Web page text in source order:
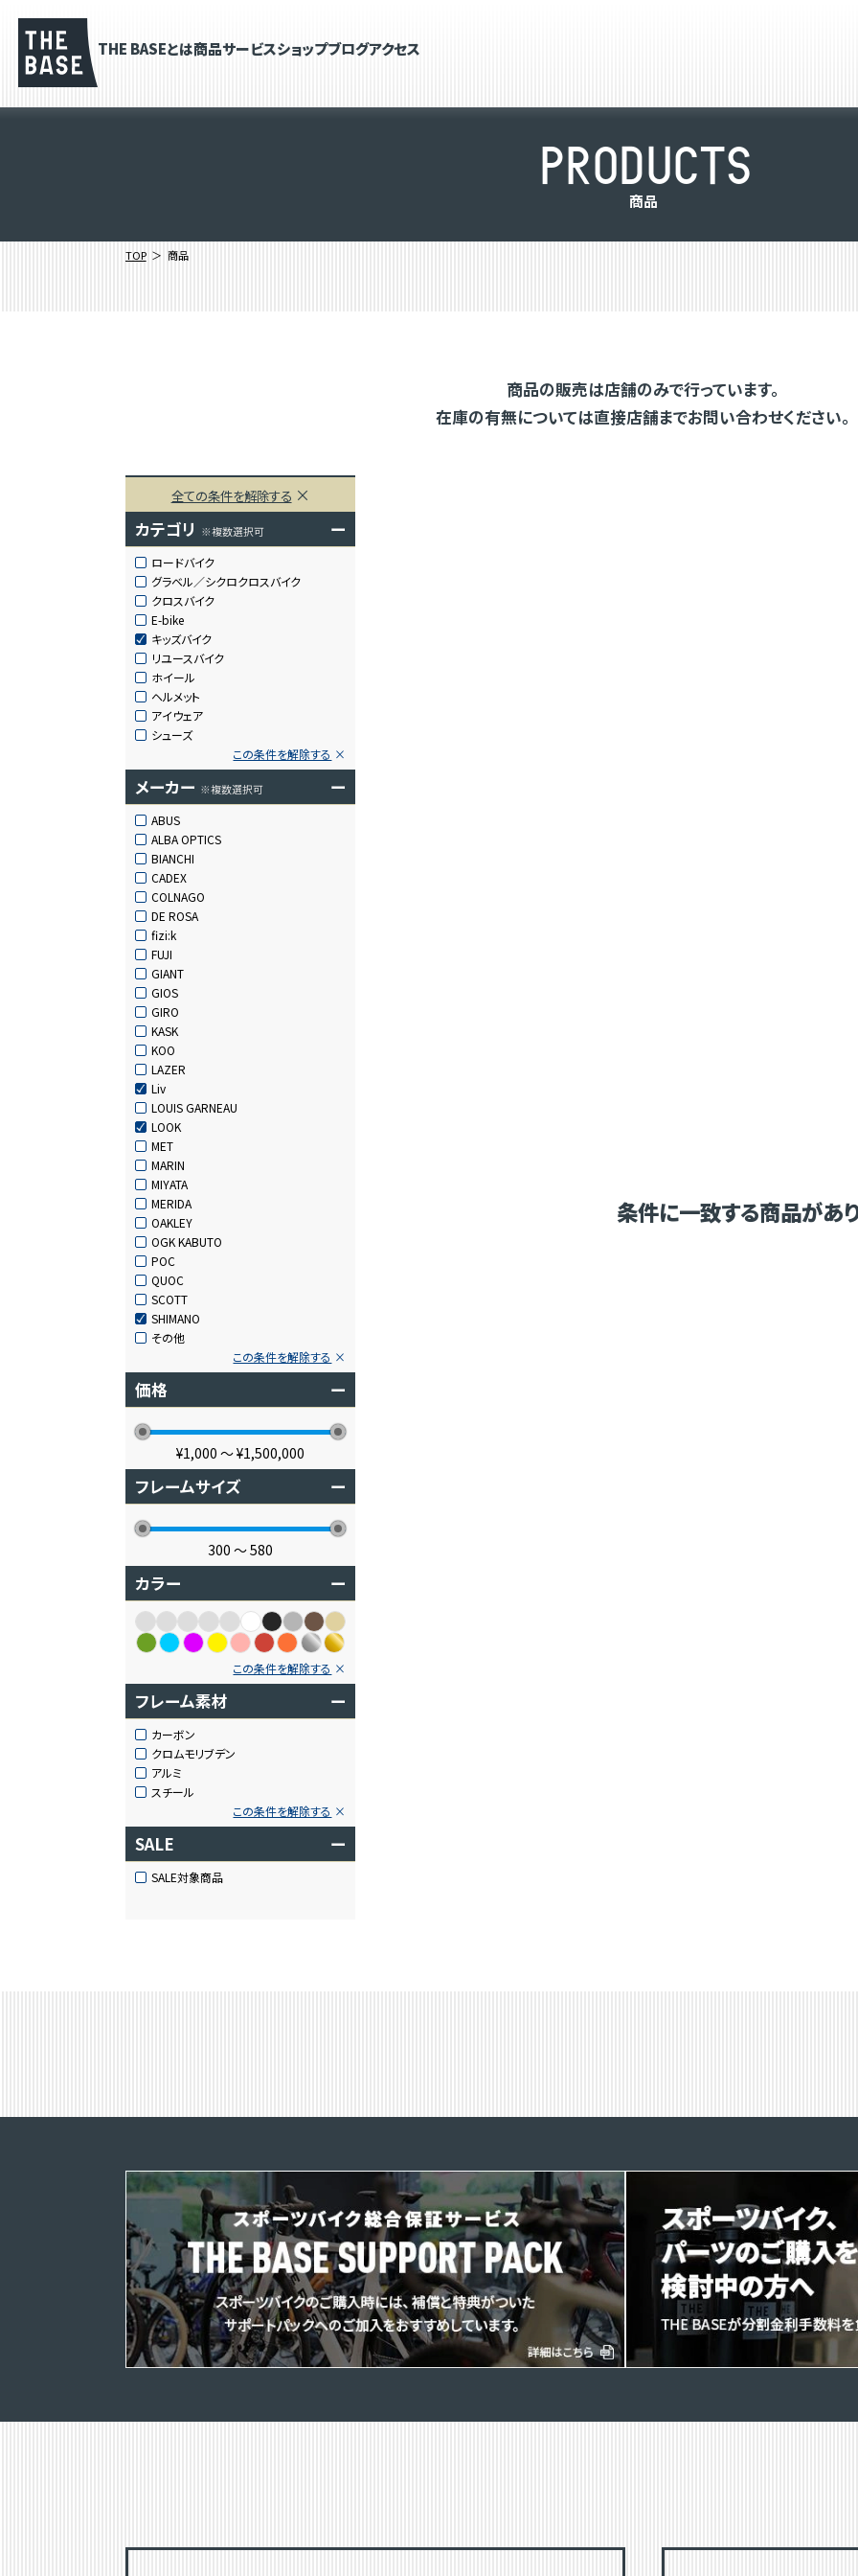
THE BASEとは商品サービスショップブログアクセス
PRODUCTS
商品
TOP 商品
商品の販売は店舗のみで行っています。
在庫の有無については直接店舗までお問い合わせください。
全ての条件を解除する
カテゴリ ※複数選択可 ー
ロードバイク
グラベル／シクロクロスバイク
クロスバイク
E-bike
キッズバイク
リユースバイク
ホイール
ヘルメット
アイウェア
シューズ
この条件を解除する
メーカー ※複数選択可 ー
ABUS
ALBA OPTICS
BIANCHI
CADEX
COLNAGO
DE ROSA
fizi:k
FUJI
GIANT
GIOS
GIRO
KASK
KOO
LAZER
Liv
LOUIS GARNEAU
LOOK
MET
MARIN
MIYATA
MERIDA
OAKLEY
OGK KABUTO
POC
QUOC
SCOTT
SHIMANO
その他
この条件を解除する
価格 ー
¥1,000 〜¥1,500,000
フレームサイズ ー
300 〜580
カラー ー
この条件を解除する
フレーム素材 ー
カーボン
クロムモリブデン
アルミ
スチール
この条件を解除する
SALE ー
SALE対象商品
条件に一致する商品があ